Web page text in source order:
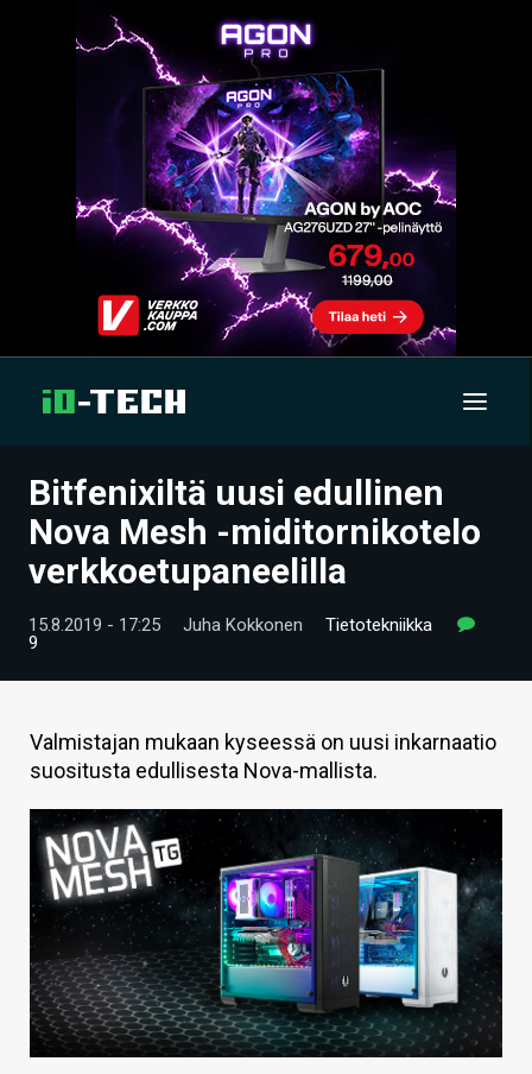
UUTISET
ARTIKKELIT
VIDEOT
HINTA.FI
KAUPPA
VAIHDA TEEMA
HAKU
Bitfenixiltä uusi edullinen
Nova Mesh -miditornikotelo
verkkoetupaneelilla
15.8.2019 - 17:25 Juha Kokkonen
Tietotekniikka
9
Valmistajan mukaan kyseessä on uusi inkarnaatio
suositusta edullisesta Nova-mallista.